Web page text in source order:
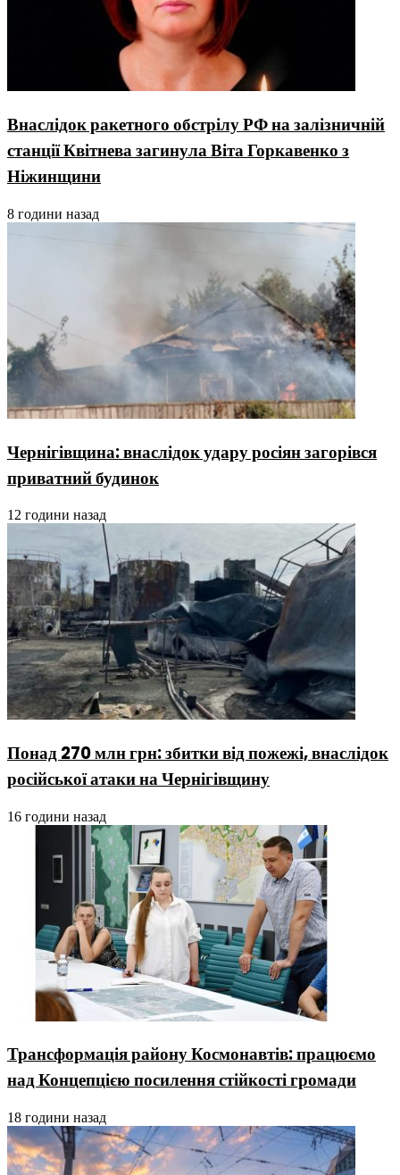
Внаслідок ракетного обстрілу РФ на залізничній
станції Квітнева загинула Віта Горкавенко з
Ніжинщини
8 години назад
Чернігівщина: внаслідок удару росіян загорівся
приватний будинок
12 години назад
Понад 270 млн грн: збитки від пожежі, внаслідок
російської атаки на Чернігівщину
16 години назад
Трансформація району Космонавтів: працюємо
над Концепцією посилення стійкості громади
18 години назад